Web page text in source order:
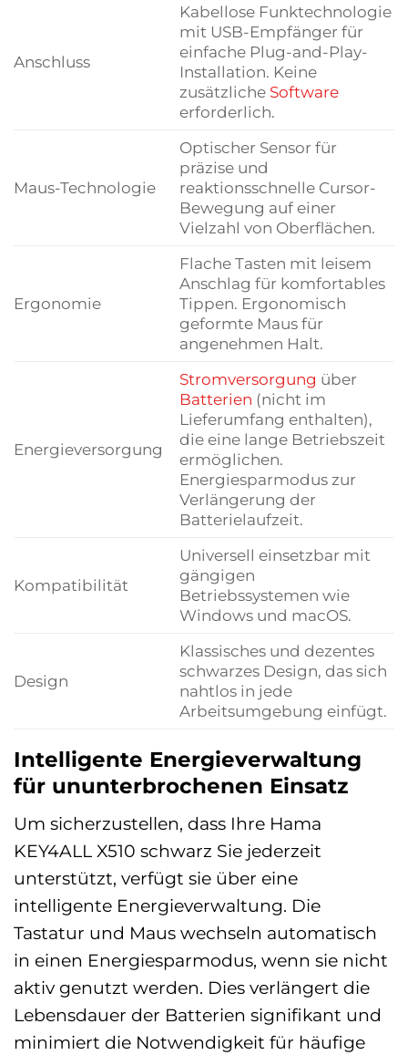
Anschluss
Kabellose Funktechnologie
mit USB-Empfänger für
einfache Plug-and-Play-
Installation. Keine
zusätzliche Software
erforderlich.
Maus-Technologie
Optischer Sensor für
präzise und
reaktionsschnelle Cursor-
Bewegung auf einer
Vielzahl von Oberflächen.
Ergonomie
Flache Tasten mit leisem
Anschlag für komfortables
Tippen. Ergonomisch
geformte Maus für
angenehmen Halt.
Energieversorgung
Stromversorgung über
Batterien (nicht im
Lieferumfang enthalten),
die eine lange Betriebszeit
ermöglichen.
Energiesparmodus zur
Verlängerung der
Batterielaufzeit.
Kompatibilität
Universell einsetzbar mit
gängigen
Betriebssystemen wie
Windows und macOS.
Design
Klassisches und dezentes
schwarzes Design, das sich
nahtlos in jede
Arbeitsumgebung einfügt.
Intelligente Energieverwaltung
für ununterbrochenen Einsatz
Um sicherzustellen, dass Ihre Hama
KEY4ALL X510 schwarz Sie jederzeit
unterstützt, verfügt sie über eine
intelligente Energieverwaltung. Die
Tastatur und Maus wechseln automatisch
in einen Energiesparmodus, wenn sie nicht
aktiv genutzt werden. Dies verlängert die
Lebensdauer der Batterien signifikant und
minimiert die Notwendigkeit für häufige